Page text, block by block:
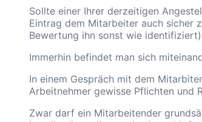
Sollte einer Ihrer derzeitigen
Eintrag dem Mitarbeiter auch sicher
Bewertung ihn sonst wie
Immerhin befindet man sich
In einem Gespräch mit dem
Arbeitnehmer gewisse Pflichten und
Zwar darf ein Mitarbeitender